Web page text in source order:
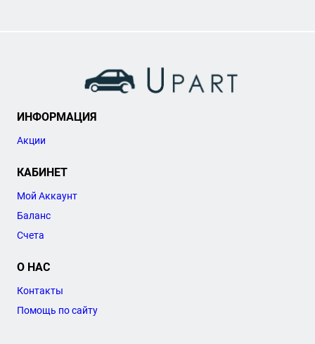
ИНФОРМАЦИЯ
Акции
КАБИНЕТ
Мой Аккаунт
Баланс
Счета
О НАС
Контакты
Помощь по сайту